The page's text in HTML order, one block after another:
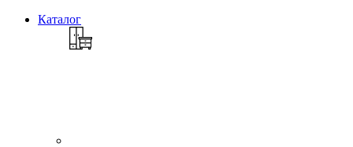
Каталог